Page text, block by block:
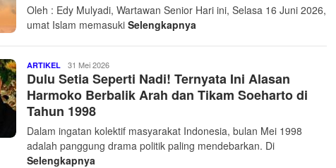
Oleh : Edy Mulyadi, Wartawan Senior Hari ini, Selasa 16 Juni 2026,
umat Islam memasuki Selengkapnya
ARTIKEL Pantau
24
Jam
Net
31 Mei 2026
Dulu Setia Seperti Nadi! Ternyata Ini Alasan
Harmoko Berbalik Arah dan Tikam Soeharto di
Tahun 1998
Dalam ingatan kolektif masyarakat Indonesia, bulan Mei 1998
adalah panggung drama politik paling mendebarkan. Di
Selengkapnya